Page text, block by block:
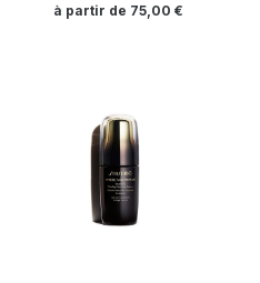
à partir de 75,00 €